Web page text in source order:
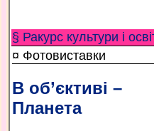
§ Ракурс культури і
¤ Фотовиставки
В об’єктиві –
Планета